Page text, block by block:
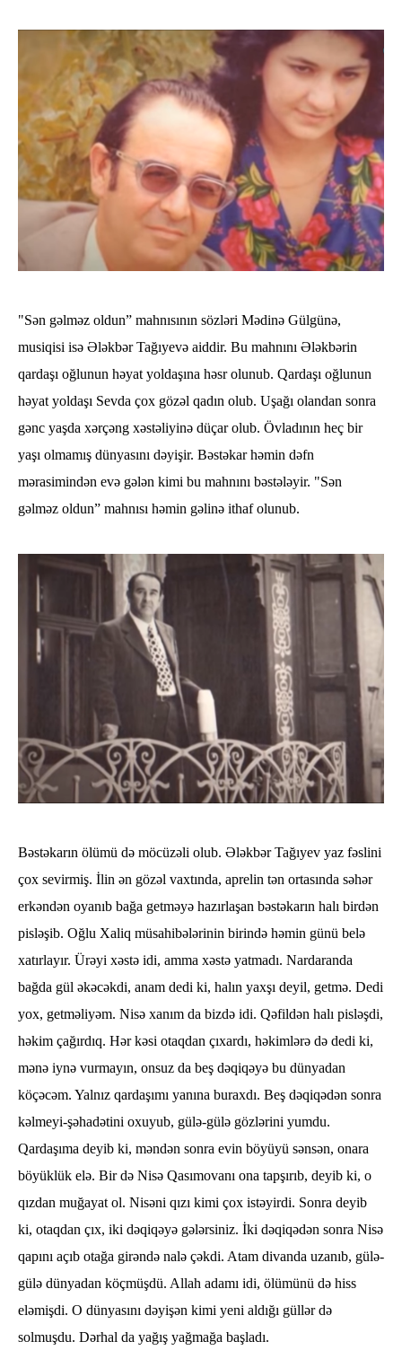
"Sən gəlməz oldun” mahnısının sözləri Mədinə Gülgünə,
musiqisi isə Ələkbər Tağıyevə aiddir. Bu mahnını Ələkbərin
qardaşı oğlunun həyat yoldaşına həsr olunub. Qardaşı oğlunun
həyat yoldaşı Sevda çox gözəl qadın olub. Uşağı olandan sonra
gənc yaşda xərçəng xəstəliyinə düçar olub. Övladının heç bir
yaşı olmamış dünyasını dəyişir. Bəstəkar həmin dəfn
mərasimindən evə gələn kimi bu mahnını bəstələyir. "Sən
gəlməz oldun” mahnısı həmin gəlinə ithaf olunub.
Bəstəkarın ölümü də möcüzəli olub. Ələkbər Tağıyev yaz fəslini
çox sevirmiş. İlin ən gözəl vaxtında, aprelin tən ortasında səhər
erkəndən oyanıb bağa getməyə hazırlaşan bəstəkarın halı birdən
pisləşib. Oğlu Xaliq müsahibələrinin birində həmin günü belə
xatırlayır. Ürəyi xəstə idi, amma xəstə yatmadı. Nardaranda
bağda gül əkəcəkdi, anam dedi ki, halın yaxşı deyil, getmə. Dedi
yox, getməliyəm. Nisə xanım da bizdə idi. Qəfildən halı pisləşdi,
həkim çağırdıq. Hər kəsi otaqdan çıxardı, həkimlərə də dedi ki,
mənə iynə vurmayın, onsuz da beş dəqiqəyə bu dünyadan
köçəcəm. Yalnız qardaşımı yanına buraxdı. Beş dəqiqədən sonra
kəlmeyi-şəhadətini oxuyub, gülə-gülə gözlərini yumdu.
Qardaşıma deyib ki, məndən sonra evin böyüyü sənsən, onara
böyüklük elə. Bir də Nisə Qasımovanı ona tapşırıb, deyib ki, o
qızdan muğayat ol. Nisəni qızı kimi çox istəyirdi. Sonra deyib
ki, otaqdan çıx, iki dəqiqəyə gələrsiniz. İki dəqiqədən sonra Nisə
qapını açıb otağa girəndə nalə çəkdi. Atam divanda uzanıb, gülə-
gülə dünyadan köçmüşdü. Allah adamı idi, ölümünü də hiss
eləmişdi. O dünyasını dəyişən kimi yeni aldığı güllər də
solmuşdu. Dərhal da yağış yağmağa başladı.